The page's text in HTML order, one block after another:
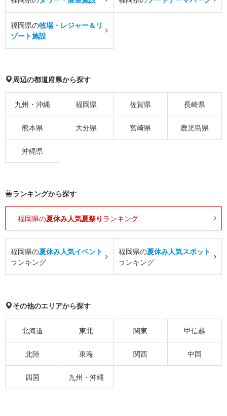
福岡県の牧場・レジャー＆リ
ゾート施設
周辺の都道府県から探す
九州・沖縄 福岡県 佐賀県 長崎県
熊本県 大分県 宮崎県 鹿児島県
沖縄県
ランキングから探す
福岡県の夏休み人気夏祭り ランキング
福岡県の夏休み人気イベント
ランキング
福岡県の夏休み人気スポット
ランキング
その他のエリアから探す
北海道 東北 関東 甲信越
北陸 東海 関西 中国
四国 九州・沖縄